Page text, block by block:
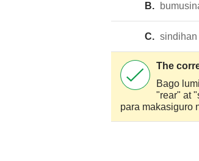
B.
C.
The
Bago
"rear" at
para makasiguro